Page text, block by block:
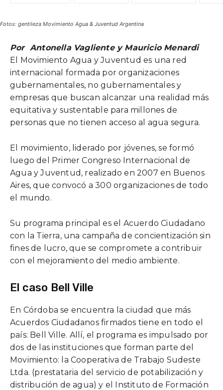
Fotos: gentileza Movimiento Agua & Juventud Argentina
Por Antonella Vagliente y Mauricio Menardi
El Movimiento Agua y Juventud es una red
internacional formada por organizaciones
gubernamentales, no gubernamentales y
empresas que buscan alcanzar una realidad más
equitativa y sustentable para millones de
personas que no tienen acceso al agua segura.
El movimiento, liderado por jóvenes, se formó
luego del Primer Congreso Internacional de
Agua y Juventud, realizado en 2007 en Buenos
Aires, que convocó a 300 organizaciones de todo
el mundo.
Su programa principal es el Acuerdo Ciudadano
con la Tierra, una campaña de concientización sin
fines de lucro, que se compromete a contribuir
con el mejoramiento del medio ambiente.
El caso Bell Ville
En Córdoba se encuentra la ciudad que más
Acuerdos Ciudadanos firmados tiene en todo el
país: Bell Ville. Allí, el programa es impulsado por
dos de las instituciones que forman parte del
Movimiento: la Cooperativa de Trabajo Sudeste
Ltda. (prestataria del servicio de potabilización y
distribución de agua) y el Instituto de Formación